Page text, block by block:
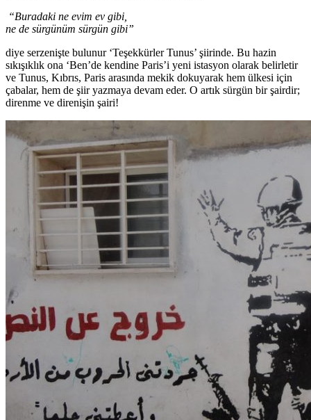
“Buradaki ne evim ev gibi,
ne de sürgünüm sürgün gibi”
diye serzenişte bulunur ‘Teşekkürler Tunus’ şiirinde. Bu hazin
sıkışıklık ona ‘Ben’de kendine Paris’i yeni istasyon olarak belirletir
ve Tunus, Kıbrıs, Paris arasında mekik dokuyarak hem ülkesi için
çabalar, hem de şiir yazmaya devam eder. O artık sürgün bir şairdir;
direnme ve direnişin şairi!